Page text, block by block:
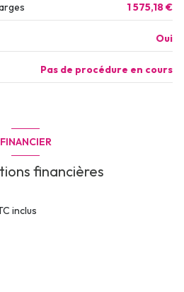
1 575,18 €
Oui
Pas de procédure en cours
FINANCIER
financières
inclus